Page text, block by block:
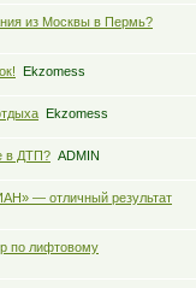
из Москвы в Пермь?
Ekzomess
Ekzomess
в ДТП? ADMIN
— отличный результат
по лифтовому